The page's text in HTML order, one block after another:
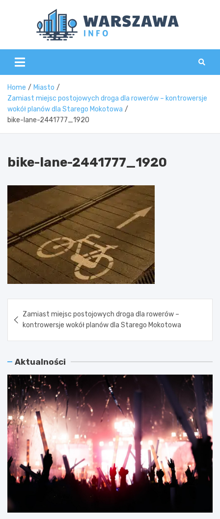
Home
Miasto
Zamiast miejsc postojowych droga dla rowerów – kontrowersje
wokół planów dla Starego Mokotowa
bike-lane-2441777_1920
bike-lane-2441777_1920
wpisu
Zamiast miejsc postojowych droga dla rowerów –
kontrowersje wokół planów dla Starego Mokotowa
Aktualności